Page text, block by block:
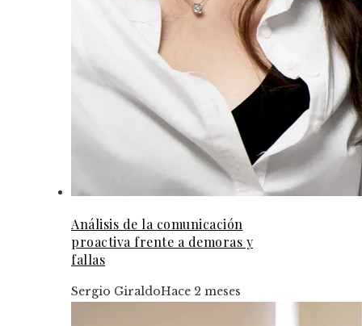
Análisis de la comunicación
proactiva frente a demoras y
fallas
Sergio GiraldoHace 2 meses